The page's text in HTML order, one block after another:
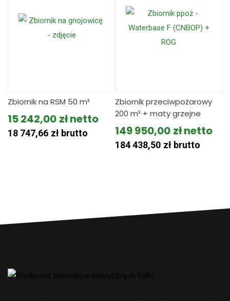
Zbiornik na RSM 50 m³
15 242,00 zł
18 747,66 zł brutto
Zbiornik przeciwpożarowy
200 m³ + maty grzejne
149 950,00 zł
184 438,50 zł brutto